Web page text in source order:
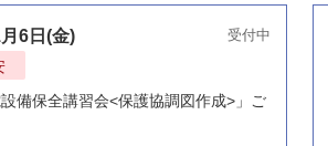
受付中
6日(金)
設備保全講習会<保護協調図作成>」ご